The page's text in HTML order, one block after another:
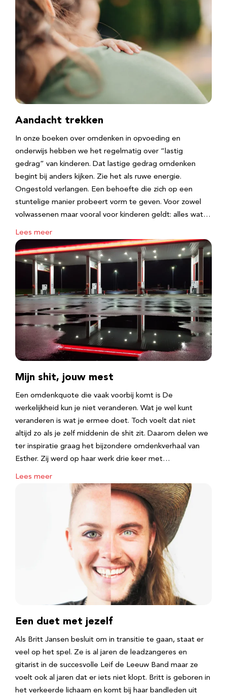
Aandacht trekken
In onze boeken over omdenken in opvoeding en
onderwijs hebben we het regelmatig over “lastig
gedrag” van kinderen. Dat lastige gedrag omdenken
begint bij anders kijken. Zie het als ruwe energie.
Ongestold verlangen. Een behoefte die zich op een
stuntelige manier probeert vorm te geven. Voor zowel
volwassenen maar vooral voor kinderen geldt: alles wat…
Lees meer
Mijn shit, jouw mest
Een omdenkquote die vaak voorbij komt is De
werkelijkheid kun je niet veranderen. Wat je wel kunt
veranderen is wat je ermee doet. Toch voelt dat niet
altijd zo als je zelf middenin de shit zit. Daarom delen we
ter inspiratie graag het bijzondere omdenkverhaal van
Esther. Zij werd op haar werk drie keer met…
Lees meer
Een duet met jezelf
Als Britt Jansen besluit om in transitie te gaan, staat er
veel op het spel. Ze is al jaren de leadzangeres en
gitarist in de succesvolle Leif de Leeuw Band maar ze
voelt ook al jaren dat er iets niet klopt. Britt is geboren in
het verkeerde lichaam en komt bij haar bandleden uit